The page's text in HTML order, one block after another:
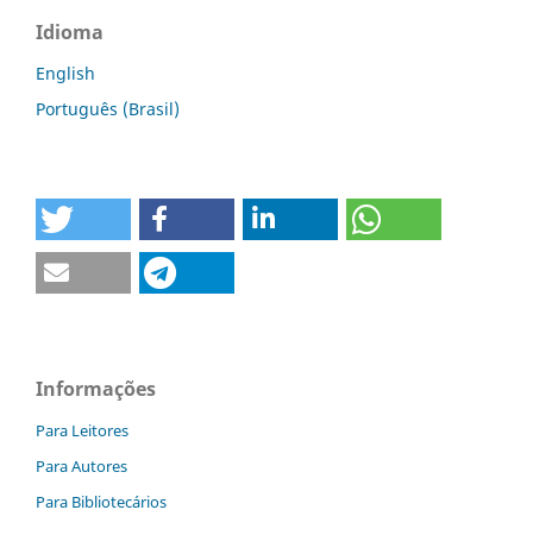
Idioma
English
Português (Brasil)
Informações
Para Leitores
Para Autores
Para Bibliotecários